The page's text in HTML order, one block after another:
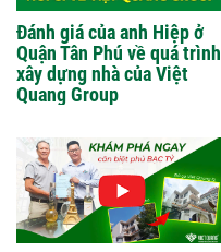
Đánh giá của anh Hiệp ở
Quận Tân Phú về quá trình
xây dựng nhà của Việt
Quang Group